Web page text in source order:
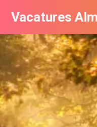
Vacatures
Vacatures per bedrijf
De populairste
Nieuwsbrief feed